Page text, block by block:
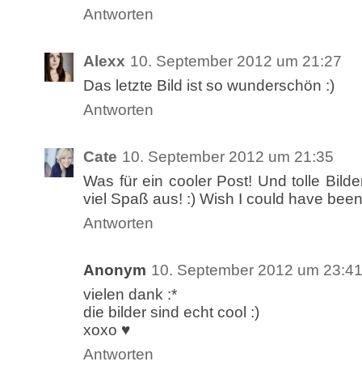
Antworten
Alexx 10. September 2012 um 21:27
Das letzte Bild ist so wunderschön :)
Antworten
Cate 10. September 2012 um 21:35
Was für ein cooler Post! Und tolle
viel Spaß aus! :) Wish I could have
Antworten
Anonym 10. September 2012 um 23:41
vielen dank :*
die bilder sind echt cool :)
xoxo ♥
Antworten